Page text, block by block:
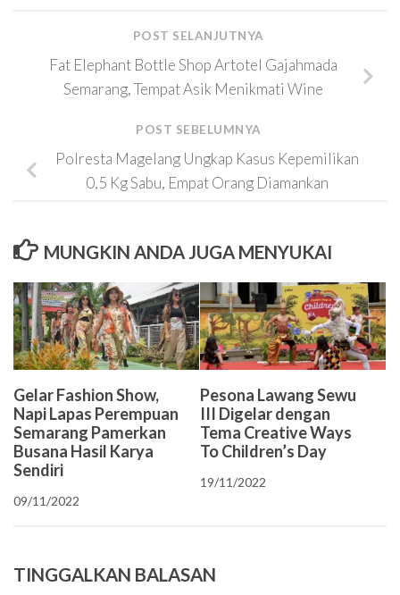
POST SELANJUTNYA
Fat Elephant Bottle Shop Artotel Gajahmada
Semarang, Tempat Asik Menikmati Wine
POST SEBELUMNYA
Polresta Magelang Ungkap Kasus Kepemilikan
0,5 Kg Sabu, Empat Orang Diamankan
MUNGKIN ANDA JUGA MENYUKAI
Gelar Fashion Show,
Napi Lapas Perempuan
Semarang Pamerkan
Busana Hasil Karya
Sendiri
09/11/2022
Pesona Lawang Sewu
III Digelar dengan
Tema Creative Ways
To Children’s Day
19/11/2022
TINGGALKAN BALASAN